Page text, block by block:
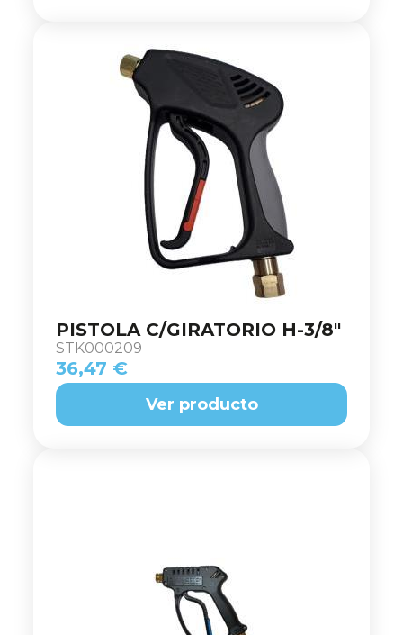
PISTOLA C/GIRATORIO H-3/8"
STK000209
36,47 €
Ver producto